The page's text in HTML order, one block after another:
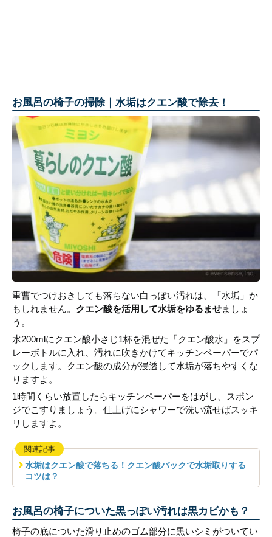
お風呂の椅子の掃除｜水垢はクエン酸で除去！
重曹でつけおきしても落ちない白っぽい汚れは、「水垢」か
もしれません。 クエン酸を活用して水垢をゆるませましょ
う。
水200mlにクエン酸小さじ1杯を混ぜた「クエン酸水」をスプ
レーボトルに入れ、汚れに吹きかけてキッチンペーパーでパ
ックします。クエン酸の成分が浸透して水垢が落ちやすくな
りますよ。
1時間くらい放置したらキッチンペーパーをはがし、スポン
ジでこすりましょう。仕上げにシャワーで洗い流せばスッキ
リしますよ。
関連記事
水垢はクエン酸で落ちる！クエン酸パックで水垢取りする
コツは？
お風呂の椅子についた黒っぽい汚れは黒カビかも？
椅子の底についた滑り止めのゴム部分に黒いシミがついてい